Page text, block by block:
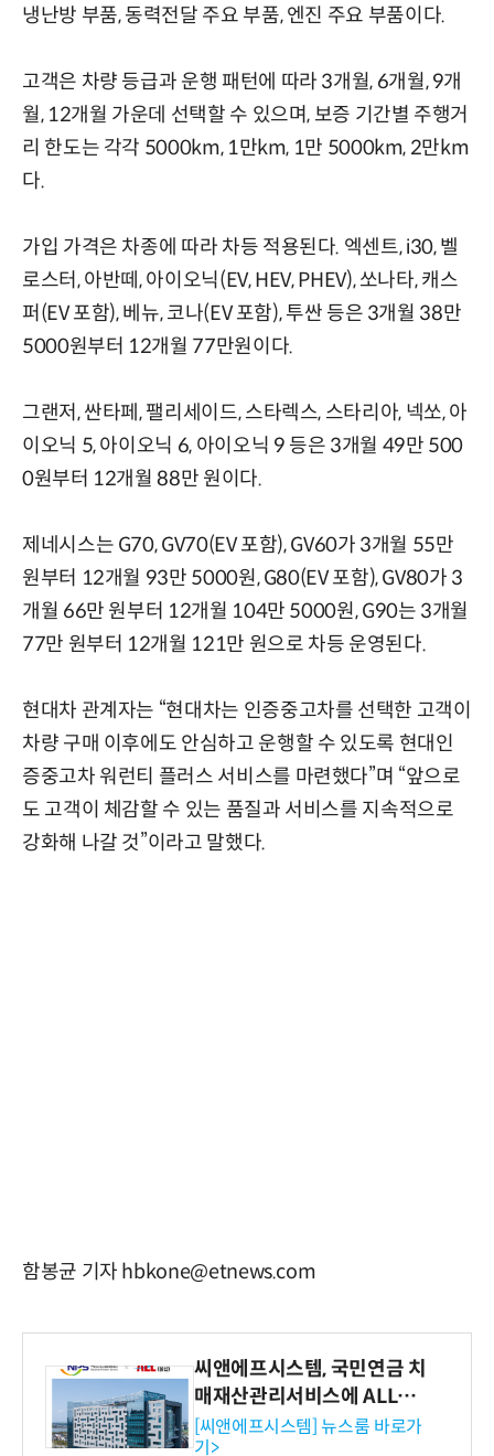
냉난방 부품, 동력전달 주요 부품, 엔진 주요 부품이다.
고객은 차량 등급과 운행 패턴에 따라 3개월, 6개월, 9개
월, 12개월 가운데 선택할 수 있으며, 보증 기간별 주행거
리 한도는 각각 5000km, 1만km, 1만 5000km, 2만km
다.
가입 가격은 차종에 따라 차등 적용된다. 엑센트, i30, 벨
로스터, 아반떼, 아이오닉(EV, HEV, PHEV), 쏘나타, 캐스
퍼(EV 포함), 베뉴, 코나(EV 포함), 투싼 등은 3개월 38만
5000원부터 12개월 77만원이다.
그랜저, 싼타페, 팰리세이드, 스타렉스, 스타리아, 넥쏘, 아
이오닉 5, 아이오닉 6, 아이오닉 9 등은 3개월 49만 500
0원부터 12개월 88만 원이다.
제네시스는 G70, GV70(EV 포함), GV60가 3개월 55만
원부터 12개월 93만 5000원, G80(EV 포함), GV80가 3
개월 66만 원부터 12개월 104만 5000원, G90는 3개월
77만 원부터 12개월 121만 원으로 차등 운영된다.
현대차 관계자는 “현대차는 인증중고차를 선택한 고객이
차량 구매 이후에도 안심하고 운행할 수 있도록 현대인
증중고차 워런티 플러스 서비스를 마련했다”며 “앞으로
도 고객이 체감할 수 있는 품질과 서비스를 지속적으로
강화해 나갈 것”이라고 말했다.
함봉균 기자 hbkone@etnews.com
씨앤에프시스템, 국민연금 치
매재산관리서비스에 ALL# E
RP 공급
[씨앤에프시스템] 뉴스룸 바로가
기>